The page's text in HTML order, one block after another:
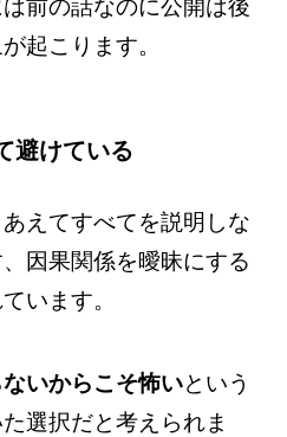
前の話なのに公開は後
起こります。
避けている
えてすべてを説明しな
因果関係を曖昧にする
います。
いからこそ怖いという
選択だと考えられま